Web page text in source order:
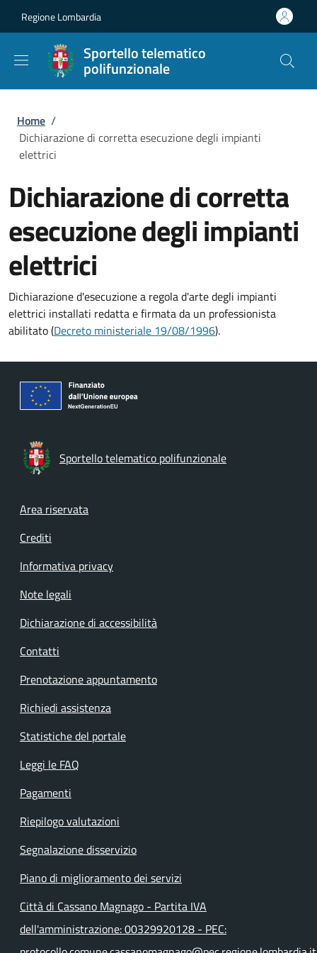
Regione Lombardia
Sportello telematico
polifunzionale
Briciole di pane
Home /
Dichiarazione di corretta esecuzione degli impianti
elettrici
Dichiarazione di corretta
esecuzione degli impianti
elettrici
Dichiarazione d'esecuzione a regola d'arte degli impianti
elettrici installati redatta e firmata da un professionista
abilitato (Decreto ministeriale 19/08/1996).
Sportello telematico polifunzionale
Footer menu
Area riservata
Crediti
Informativa privacy
Note legali
Dichiarazione di accessibilità
Contatti
Prenotazione appuntamento
Richiedi assistenza
Statistiche del portale
Leggi le FAQ
Pagamenti
Riepilogo valutazioni
Segnalazione disservizio
Piano di miglioramento dei servizi
Città di Cassano Magnago - Partita IVA
dell'amministrazione: 00329920128 - PEC: